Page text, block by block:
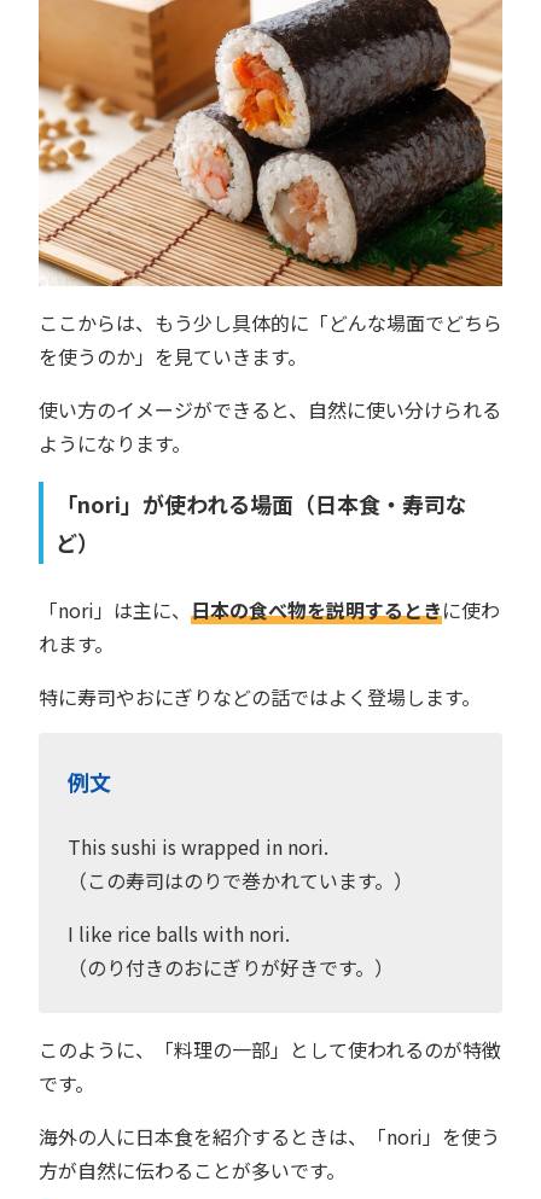
ここからは、もう少し具体的に「どんな場面でどちら
を使うのか」を見ていきます。
使い方のイメージができると、自然に使い分けられる
ようになります。
「nori」が使われる場面（日本食・寿司な
ど）
「nori」は主に、 日本の食べ物を説明するときに使わ
れます。
特に寿司やおにぎりなどの話ではよく登場します。
例文
This sushi is wrapped in nori.
（この寿司はのりで巻かれています。）
I like rice balls with nori.
（のり付きのおにぎりが好きです。）
このように、「料理の一部」として使われるのが特徴
です。
海外の人に日本食を紹介するときは、「nori」を使う
方が自然に伝わることが多いです。